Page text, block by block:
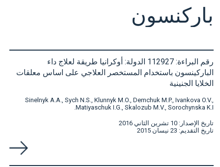
باركنسون
رقم البراءة: 112927 الدولة: أوكرانيا طريقة لعلاج داء
الباركينسون باستخدام المستخصر العلاجي على اساس معلقات
الخلايا الجنينية
Sinelnyk A.A., Sych N.S., Klunnyk M.O., Demchuk M.P., Ivankova O.V.,
Matiyaschuk I.G., Skalozub M.V., Sorochynska K.I.
تاريخ الإصدار: 10 تشرين الثاني 2016
تاريخ التقديم: 23 نيسان 2015